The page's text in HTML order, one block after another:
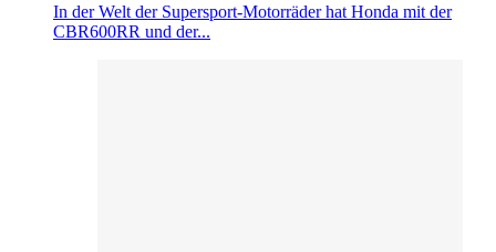
In der Welt der Supersport-Motorräder hat Honda mit der
CBR600RR und der...